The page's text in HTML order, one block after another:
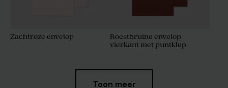
Zachtroze envelop
Roestbruine envelop
vierkant met puntklep
Toon meer